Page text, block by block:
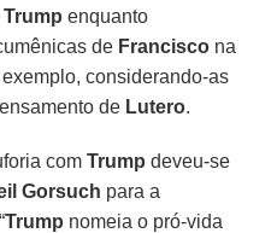
Trump enquanto
de Francisco na
considerando-as
de Lutero.
comTrump deveu-se
Gorsuch para a
Trump nomeia o pró-vida